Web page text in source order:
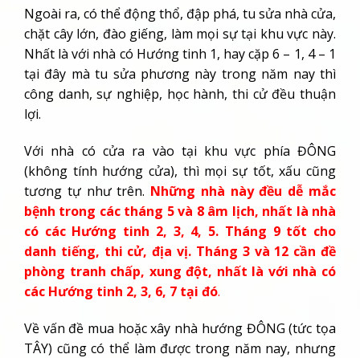
Ngoài ra, có thể động thổ, đập phá, tu sửa nhà cửa,
chặt cây lớn, đào giếng, làm mọi sự tại khu vực này.
Nhất là với nhà có Hướng tinh 1, hay cặp 6 – 1, 4 – 1
tại đây mà tu sửa phương này trong năm nay thì
công danh, sự nghiệp, học hành, thi cử đều thuận
lợi.
Với nhà có cửa ra vào tại khu vực phía ĐÔNG
(không tính hướng cửa), thì mọi sự tốt, xấu cũng
tương tự như trên. Những nhà này đều dễ mắc
bệnh trong các tháng 5 và 8 âm lịch, nhất là nhà
có các Hướng tinh 2, 3, 4, 5. Tháng 9 tốt cho
danh tiếng, thi cử, địa vị. Tháng 3 và 12 cần đề
phòng tranh chấp, xung đột, nhất là với nhà có
các Hướng tinh 2, 3, 6, 7 tại đó.
Về vấn đề mua hoặc xây nhà hướng ĐÔNG (tức tọa
TÂY) cũng có thể làm được trong năm nay, nhưng